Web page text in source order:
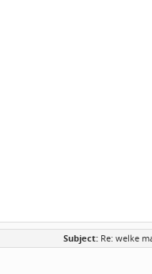
Subject: Re: welke